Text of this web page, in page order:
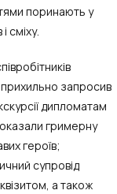
поринають у
сміху.
прихильно запросив
дипломатам
гримерну
героїв;
супровід
а також